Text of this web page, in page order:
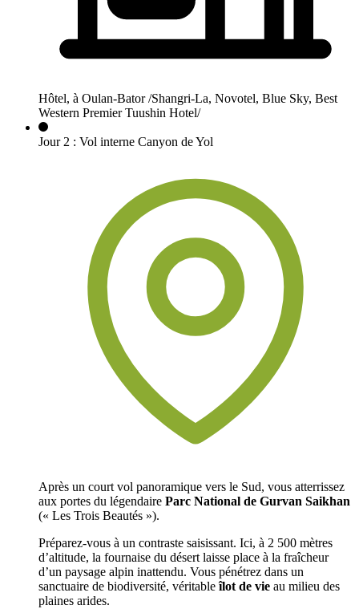
Hôtel, à Oulan-Bator /Shangri-La, Novotel, Blue Sky, Best
Western Premier Tuushin Hotel/
Jour 2 : Vol interne Canyon de Yol
Après un court vol panoramique vers le Sud, vous atterrissez
aux portes du légendaire Parc National de Gurvan Saikhan
(« Les Trois Beautés »).
Préparez-vous à un contraste saisissant. Ici, à 2 500 mètres
d’altitude, la fournaise du désert laisse place à la fraîcheur
d’un paysage alpin inattendu. Vous pénétrez dans un
sanctuaire de biodiversité, véritableîlot de vie au milieu des
plaines arides.